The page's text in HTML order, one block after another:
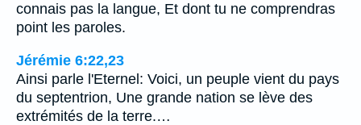
connais pas la langue, Et dont tu ne comprendras
point les paroles.
Jérémie 6:22,23
Ainsi parle l'Eternel: Voici, un peuple vient du pays
du septentrion, Une grande nation se lève des
extrémités de la terre.…